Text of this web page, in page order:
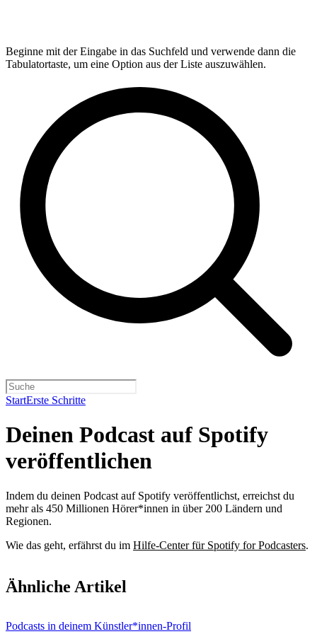
Beginne mit der Eingabe in das Suchfeld und verwende dann die
Tabulatortaste, um eine Option aus der Liste auszuwählen.
StartErste Schritte
Deinen Podcast auf Spotify
veröffentlichen
Indem du deinen Podcast auf Spotify veröffentlichst, erreichst du
mehr als 450 Millionen Hörer*innen in über 200 Ländern und
Regionen.
Wie das geht, erfährst du im Hilfe-Center für Spotify for Podcasters.
Ähnliche Artikel
Podcasts in deinem Künstler*innen-Profil